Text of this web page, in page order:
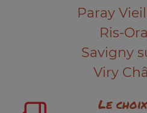
Paray
Ris-
Savigny
Viry
Le